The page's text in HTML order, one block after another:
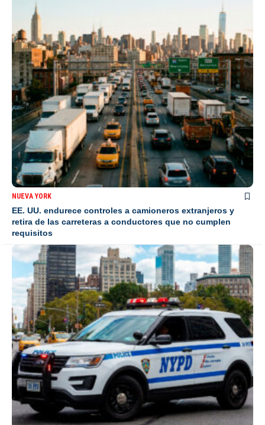
NUEVA YORK
EE. UU. endurece controles a camioneros extranjeros y
retira de las carreteras a conductores que no cumplen
requisitos